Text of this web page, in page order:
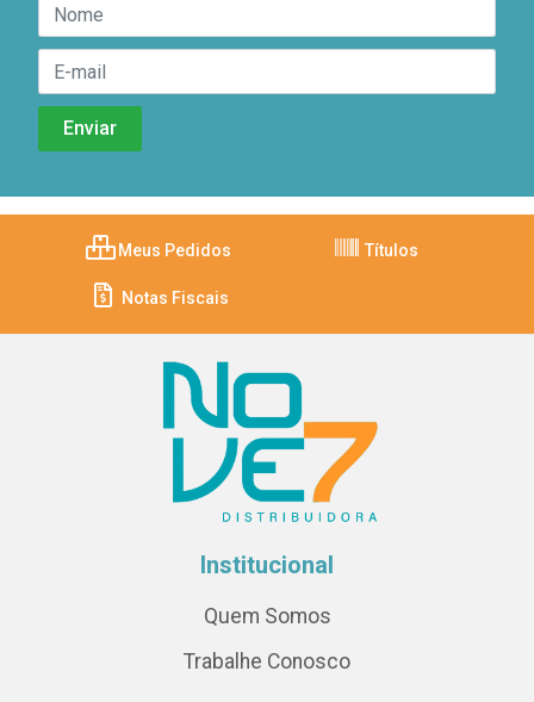
Meus Pedidos Títulos
Notas Fiscais
Institucional
Quem Somos
Trabalhe Conosco